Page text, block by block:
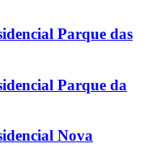
Parque das
Parque da
Nova